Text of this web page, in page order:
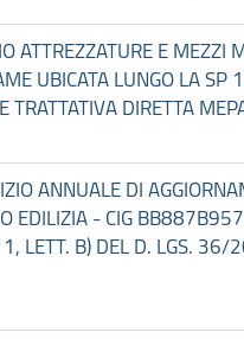
E MEZZI
UBICATA LUNGO LA
TRATTATIVA DIRETTA
DI
EDILIZIA - CIG
1, LETT. B) DEL D. LGS.